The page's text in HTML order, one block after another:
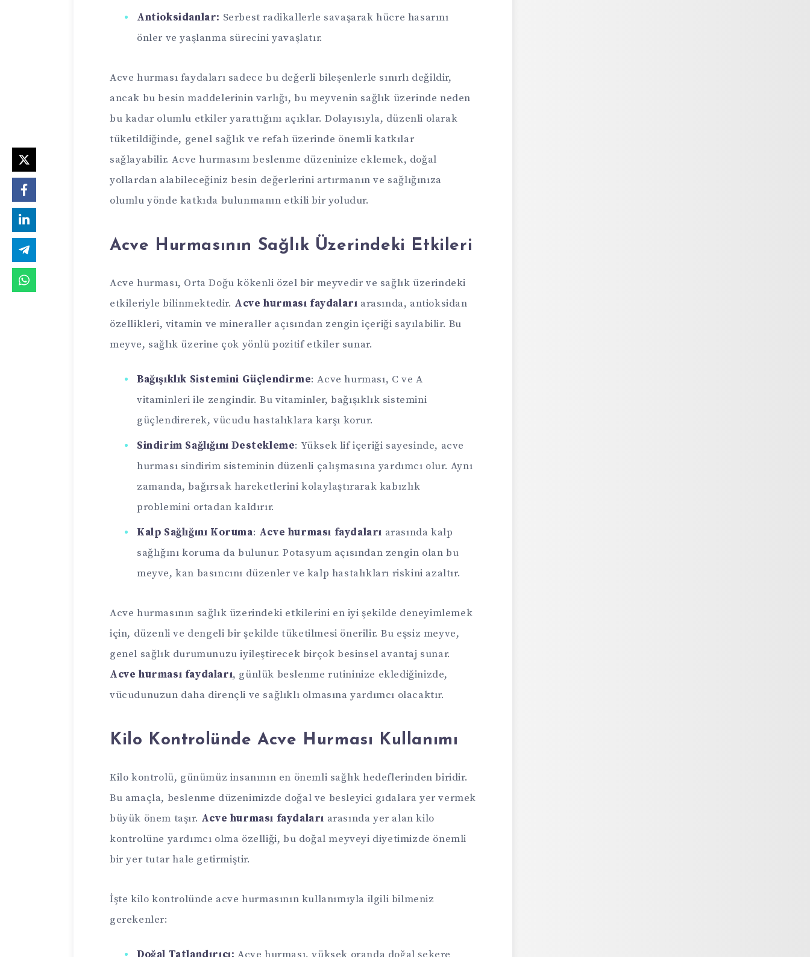
Antioksidanlar: Serbest radikallerle savaşarak hücre hasarını
önler ve yaşlanma sürecini yavaşlatır.
Acve hurması faydaları sadece bu değerli bileşenlerle sınırlı değildir,
ancak bu besin maddelerinin varlığı, bu meyvenin sağlık üzerinde neden
bu kadar olumlu etkiler yarattığını açıklar. Dolayısıyla, düzenli olarak
tüketildiğinde, genel sağlık ve refah üzerinde önemli katkılar
sağlayabilir. Acve hurmasını beslenme düzeninize eklemek, doğal
yollardan alabileceğiniz besin değerlerini artırmanın ve sağlığınıza
olumlu yönde katkıda bulunmanın etkili bir yoludur.
Acve Hurmasının Sağlık Üzerindeki Etkileri
Acve hurması, Orta Doğu kökenli özel bir meyvedir ve sağlık üzerindeki
etkileriyle bilinmektedir. Acve hurması faydaları arasında, antioksidan
özellikleri, vitamin ve mineraller açısından zengin içeriği sayılabilir. Bu
meyve, sağlık üzerine çok yönlü pozitif etkiler sunar.
Bağışıklık Sistemini Güçlendirme: Acve hurması, C ve A
vitaminleri ile zengindir. Bu vitaminler, bağışıklık sistemini
güçlendirerek, vücudu hastalıklara karşı korur.
Sindirim Sağlığını Destekleme: Yüksek lif içeriği sayesinde, acve
hurması sindirim sisteminin düzenli çalışmasına yardımcı olur. Aynı
zamanda, bağırsak hareketlerini kolaylaştırarak kabızlık
problemini ortadan kaldırır.
Kalp Sağlığını Koruma: Acve hurması faydaları arasında kalp
sağlığını koruma da bulunur. Potasyum açısından zengin olan bu
meyve, kan basıncını düzenler ve kalp hastalıkları riskini azaltır.
Acve hurmasının sağlık üzerindeki etkilerini en iyi şekilde deneyimlemek
için, düzenli ve dengeli bir şekilde tüketilmesi önerilir. Bu eşsiz meyve,
genel sağlık durumunuzu iyileştirecek birçok besinsel avantaj sunar.
Acve hurması faydaları, günlük beslenme rutininize eklediğinizde,
vücudunuzun daha dirençli ve sağlıklı olmasına yardımcı olacaktır.
Kilo Kontrolünde Acve Hurması Kullanımı
Kilo kontrolü, günümüz insanının en önemli sağlık hedeflerinden biridir.
Bu amaçla, beslenme düzenimizde doğal ve besleyici gıdalara yer vermek
büyük önem taşır. Acve hurması faydaları arasında yer alan kilo
kontrolüne yardımcı olma özelliği, bu doğal meyveyi diyetimizde önemli
bir yer tutar hale getirmiştir.
İşte kilo kontrolünde acve hurmasının kullanımıyla ilgili bilmeniz
gerekenler: